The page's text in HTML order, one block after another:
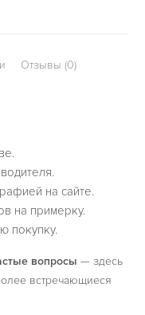
Отзывы (0)
на сайте.
на примерку.
покупку.
вопросы — здесь
встречающиеся